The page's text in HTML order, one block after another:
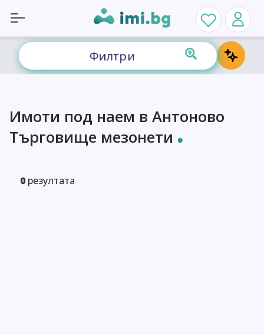
Филтри
Имоти под наем в Антоново
Търговище мезонети
0 резултата